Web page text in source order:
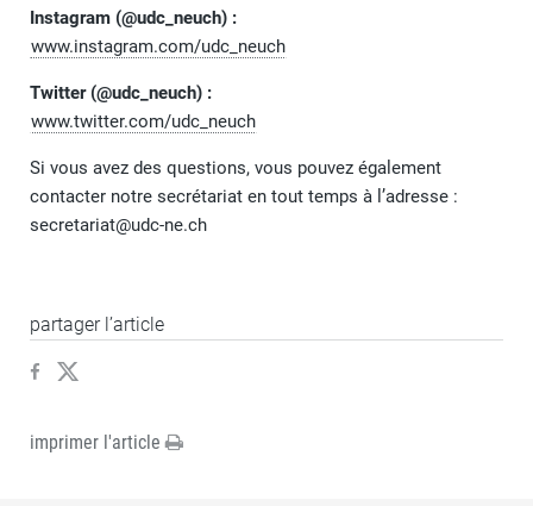
Instagram (@udc_neuch) :
www.instagram.com/udc_neuch
Twitter (@udc_neuch) :
www.twitter.com/udc_neuch
Si vous avez des questions, vous pouvez également
contacter notre secrétariat en tout temps à l’adresse :
secretariat@udc-ne.ch
partager l’article
imprimer l'article